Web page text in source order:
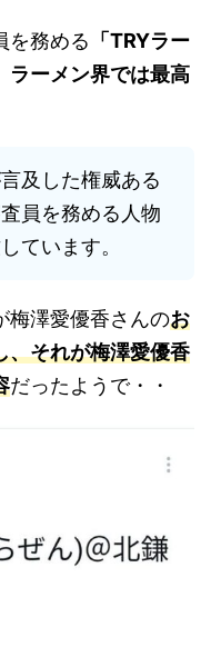
を務める 「TRYラー
ラーメン界では最高
及した権威ある
員を務める人物
ています。
梅澤愛優香さんのお
、それが梅澤愛優香
だったようで・・